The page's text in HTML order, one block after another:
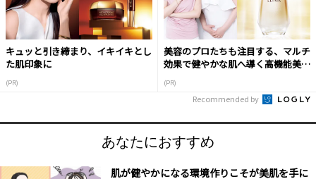
キュッと引き締まり、イキイキとし
た肌印象に
(PR)
美容のプロたちも注目する、マルチ
効果で健やかな肌へ導く高機能美容
(PR)
Recommended by
あなたにおすすめ
肌が健やかになる環境作りこそが美肌を手に